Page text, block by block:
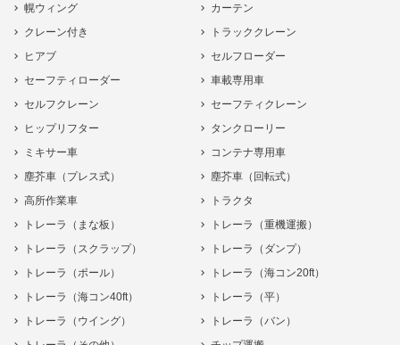
幌ウィング
カーテン
クレーン付き
トラッククレーン
ヒアブ
セルフローダー
セーフティローダー
車載専用車
セルフクレーン
セーフティクレーン
ヒップリフター
タンクローリー
ミキサー車
コンテナ専用車
塵芥車（プレス式）
塵芥車（回転式）
高所作業車
トラクタ
トレーラ（まな板）
トレーラ（重機運搬）
トレーラ（スクラップ）
トレーラ（ダンプ）
トレーラ（ポール）
トレーラ（海コン20ft）
トレーラ（海コン40ft）
トレーラ（平）
トレーラ（ウイング）
トレーラ（バン）